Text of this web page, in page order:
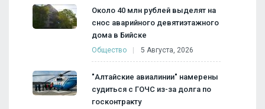
Около 40 млн рублей выделят на
снос аварийного девятиэтажного
дома в Бийске
Общество 5 Августа, 2026
"Алтайские авиалинии" намерены
судиться с ГОЧС из-за долга по
госконтракту